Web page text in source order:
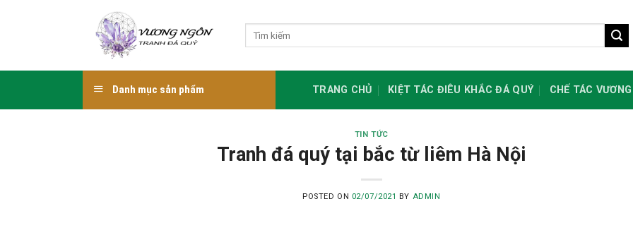
Danh mục sản phẩm TRANG CHỦ KIỆT TÁC ĐIÊU KHẮC ĐÁ QUÝ CHẾ TÁC
TIN TỨC
Tranh đá quý tại bắc từ liêm Hà Nội
POSTED ON 02/07/2021 BY ADMIN